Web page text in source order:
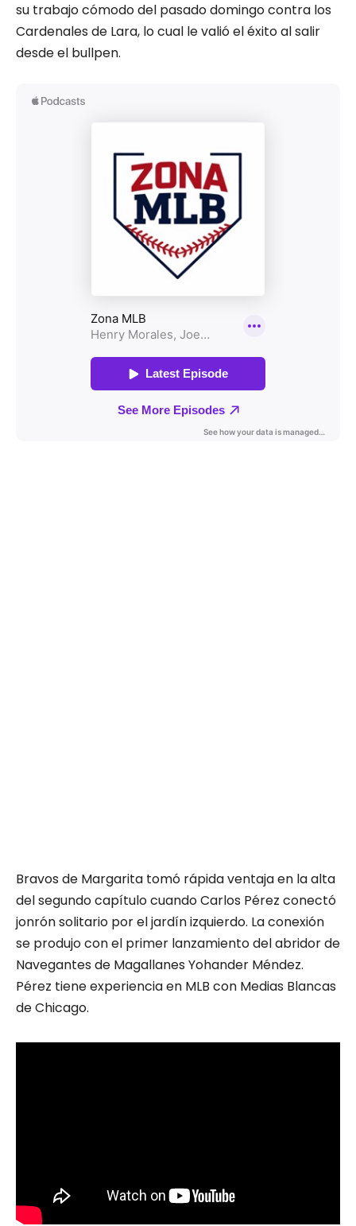
su trabajo cómodo del pasado domingo contra los
Cardenales de Lara, lo cual le valió el éxito al salir
desde el bullpen.
Bravos de Margarita tomó rápida ventaja en la alta
del segundo capítulo cuando Carlos Pérez conectó
jonrón solitario por el jardín izquierdo. La conexión
se produjo con el primer lanzamiento del abridor de
Navegantes de Magallanes Yohander Méndez.
Pérez tiene experiencia en MLB con Medias Blancas
de Chicago.